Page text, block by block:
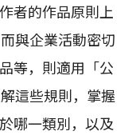
者的作品原則上
與企業活動密切
等，則適用「公
這些規則，掌握
哪一類別，以及